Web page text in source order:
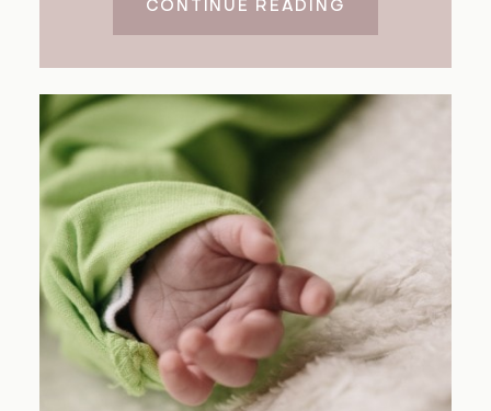
CONTINUE READING